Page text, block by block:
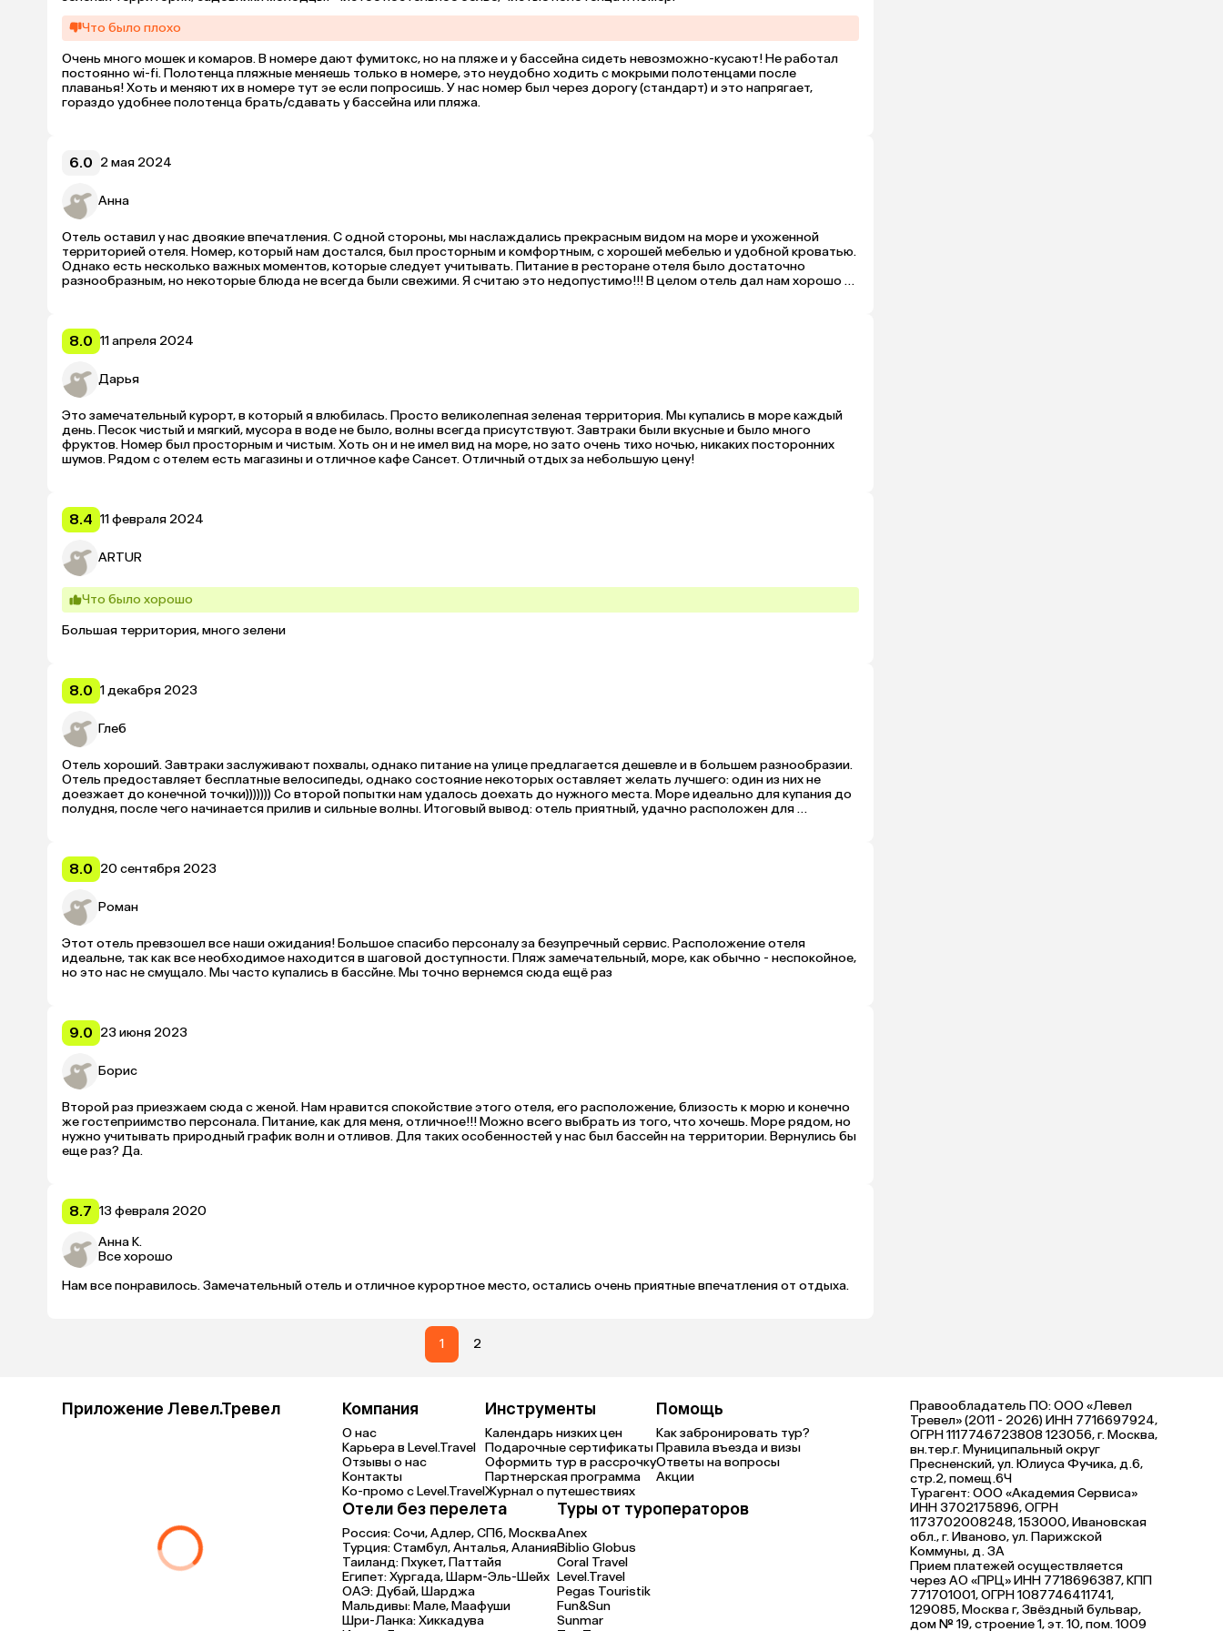
Что было плохо
Очень много мошек и комаров. В номере дают фумитокс, но на пляже и у бассейна сидеть невозможно-кусают! Не работал
постоянно wi-fi. Полотенца пляжные меняешь только в номере, это неудобно ходить с мокрыми полотенцами после
плаванья! Хоть и меняют их в номере тут эе если попросишь. У нас номер был через дорогу (стандарт) и это напрягает,
гораздо удобнее полотенца брать/сдавать у бассейна или пляжа.
6.0 2 мая 2024
Анна
Отель оставил у нас двоякие впечатления. С одной стороны, мы наслаждались прекрасным видом на море и ухоженной
территорией отеля. Номер, который нам достался, был просторным и комфортным, с хорошей мебелью и удобной кроватью.
Однако есть несколько важных моментов, которые следует учитывать. Питание в ресторане отеля было достаточно
разнообразным, но некоторые блюда не всегда были свежими. Я считаю это недопустимо!!! В целом отель дал нам хорошо
8.0 11 апреля 2024
Дарья
Это замечательный курорт, в который я влюбилась. Просто великолепная зеленая территория. Мы купались в море каждый
день. Песок чистый и мягкий, мусора в воде не было, волны всегда присутствуют. Завтраки были вкусные и было много
фруктов. Номер был просторным и чистым. Хоть он и не имел вид на море, но зато очень тихо ночью, никаких посторонних
шумов. Рядом с отелем есть магазины и отличное кафе Сансет. Отличный отдых за небольшую цену!
8.4 11 февраля 2024
ARTUR
Что было хорошо
Большая территория, много зелени
8.0 1 декабря 2023
Глеб
Отель хороший. Завтраки заслуживают похвалы, однако питание на улице предлагается дешевле и в большем разнообразии.
Отель предоставляет бесплатные велосипеды, однако состояние некоторых оставляет желать лучшего: один из них не
доезжает до конечной точки))))))) Со второй попытки нам удалось доехать до нужного места. Море идеально для купания до
полудня, после чего начинается прилив и сильные волны. Итоговый вывод: отель приятный, удачно расположен для
8.0 20 сентября 2023
Роман
Этот отель превзошел все наши ожидания! Большое спасибо персоналу за безупречный сервис. Расположение отеля
идеальне, так как все необходимое находится в шаговой доступности. Пляж замечательный, море, как обычно - неспокойное,
но это нас не смущало. Мы часто купались в бассйне. Мы точно вернемся сюда ещё раз
9.0 23 июня 2023
Борис
Второй раз приезжаем сюда с женой. Нам нравится спокойствие этого отеля, его расположение, близость к морю и конечно
же гостеприимство персонала. Питание, как для меня, отличное!!! Можно всего выбрать из того, что хочешь. Море рядом, но
нужно учитывать природный график волн и отливов. Для таких особенностей у нас был бассейн на территории. Вернулись бы
еще раз? Да.
8.7 13 февраля 2020
Анна К.
Все хорошо
Нам все понравилось. Замечательный отель и отличное курортное место, остались очень приятные впечатления от отдыха.
1 2
Приложение Левел.Тревел Компания
О нас
Карьера в Level.Travel
Отзывы о нас
Контакты
Ко-промо с Level.Travel
Инструменты
Календарь низких цен
Подарочные сертификаты
Оформить тур в рассрочку
Партнерская программа
Журнал о путешествиях
Помощь
Как забронировать тур?
Правила въезда и визы
Ответы на вопросы
Акции
Отели без перелета
Россия:Сочи,Адлер,СПб,Москва
Турция:Стамбул,Анталья,Алания
Таиланд:Пхукет,Паттайя
Египет:Хургада,Шарм-Эль-Шейх
ОАЭ:Дубай,Шарджа
Мальдивы:Мале,Маафуши
Шри-Ланка:Хиккадува
Туры от туроператоров
Anex
Biblio Globus
Coral Travel
Level.Travel
Pegas Touristik
Fun&Sun
Sunmar
Правообладатель ПО: ООО «Левел
Тревел» (2011 - 2026) ИНН 7716697924,
ОГРН 1117746723808 123056, г. Москва,
вн.тер.г. Муниципальный округ
Пресненский, ул. Юлиуса Фучика, д.6,
стр.2, помещ.6Ч
Турагент: ООО «Академия Сервиса»
ИНН 3702175896, ОГРН
1173702008248, 153000, Ивановская
обл., г. Иваново, ул. Парижской
Коммуны, д. ЗА
Прием платежей осуществляется
через АО «ПРЦ» ИНН 7718696387, КПП
771701001, ОГРН 1087746411741,
129085, Москва г, Звёздный бульвар,
дом № 19, строение 1, эт. 10, пом. 1009